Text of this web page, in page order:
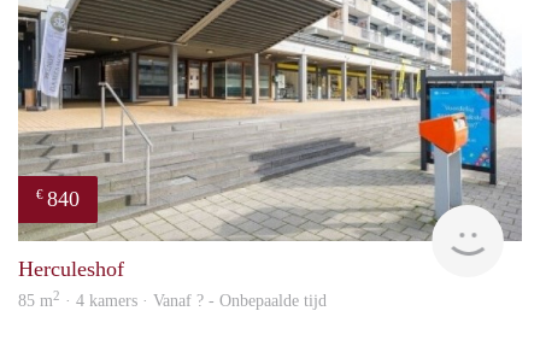
€ 840
Herculeshof
85 m2 · 4 kamers · Vanaf ? - Onbepaalde tijd